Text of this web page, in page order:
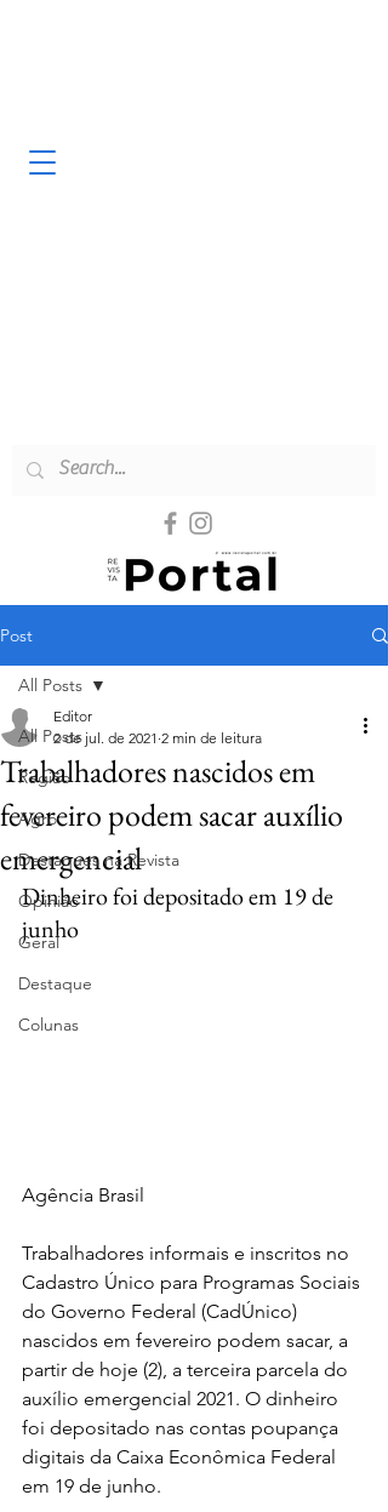
Post
All Posts
Região
Agro
Destaques na Revista
Opinião
Geral
Destaque
Colunas
All Posts
Trabalhadores nascidos em
fevereiro podem sacar auxílio
emergencial
Editor
2 de jul. de 2021 2 min de leitura
Dinheiro foi depositado em 19 de
junho
Agência Brasil
Trabalhadores informais e inscritos no
Cadastro Único para Programas Sociais
do Governo Federal (CadÚnico)
nascidos em fevereiro podem sacar, a
partir de hoje (2), a terceira parcela do
auxílio emergencial 2021. O dinheiro
foi depositado nas contas poupança
digitais da Caixa Econômica Federal
em 19 de junho.